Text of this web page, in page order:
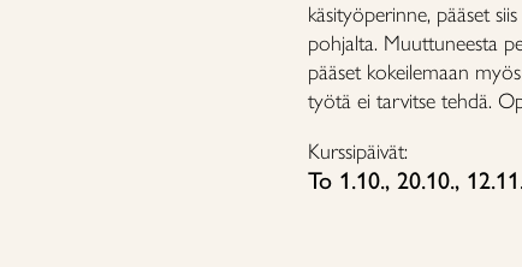
käsityöperinne, pääset
pohjalta. Muuttuneesta
pääset kokeilemaan
työtä ei tarvitse tehdä.
Kurssipäivät:
To 1.10., 20.10.,